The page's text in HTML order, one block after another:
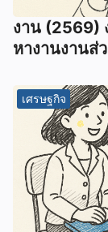
งาน (2569)
หางานงานส่
เศรษฐกิจ